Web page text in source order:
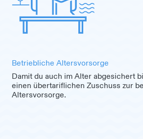
Betriebliche Altersvorsorge
Damit du auch im Alter abgesichert
einen übertariflichen Zuschuss zur
Altersvorsorge.